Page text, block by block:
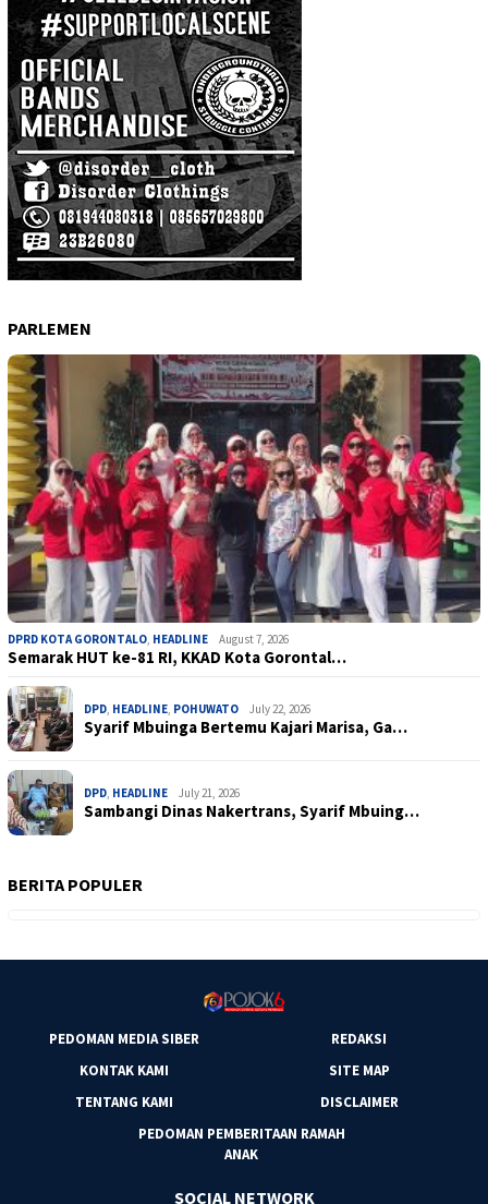
PARLEMEN
DPRD KOTA GORONTALO, HEADLINE August 7, 2026
Semarak HUT ke-81 RI, KKAD Kota Gorontal…
DPD, HEADLINE, POHUWATO July 22, 2026
Syarif Mbuinga Bertemu Kajari Marisa, Ga…
DPD, HEADLINE July 21, 2026
Sambangi Dinas Nakertrans, Syarif Mbuing…
BERITA POPULER
PEDOMAN MEDIA SIBER
REDAKSI
KONTAK KAMI
SITE MAP
TENTANG KAMI
DISCLAIMER
PEDOMAN PEMBERITAAN RAMAH
ANAK
SOCIAL NETWORK